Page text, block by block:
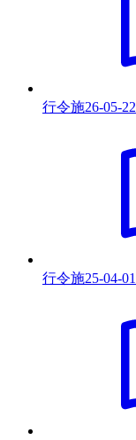
行令施26-05-22
行令施25-04-01